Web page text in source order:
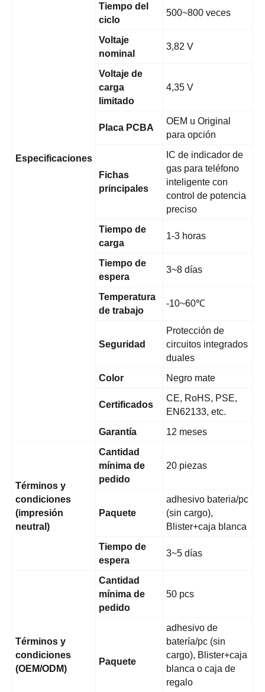
Especificaciones
Tiempo del
ciclo
500~800 veces
Voltaje
nominal
3,82 V
Voltaje de
carga
limitado
4,35 V
Placa PCBA
OEM u Original
para opción
Fichas
principales
IC de indicador de
gas para teléfono
inteligente con
control de potencia
preciso
Tiempo de
carga
1-3 horas
Tiempo de
espera
3~8 días
Temperatura
de trabajo
-10~60℃
Seguridad
Protección de
circuitos integrados
duales
Color
Negro mate
Certificados
CE, RoHS, PSE,
EN62133, etc.
Garantía
12 meses
Términos y
condiciones
(impresión
neutral)
Cantidad
mínima de
pedido
20 piezas
Paquete
adhesivo bateria/pc
(sin cargo),
Blister+caja blanca
Tiempo de
espera
3~5 días
Términos y
condiciones
(OEM/ODM)
Cantidad
mínima de
pedido
50 pcs
Paquete
adhesivo de
batería/pc (sin
cargo), Blister+caja
blanca o caja de
regalo